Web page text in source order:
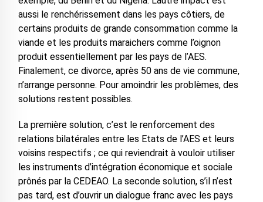
aussi le renchérissement dans les pays côtiers, de
certains produits de grande consommation comme la
viande et les produits maraichers comme l’oignon
produit essentiellement par les pays de l’AES.
Finalement, ce divorce, après 50 ans de vie commune,
n’arrange personne. Pour amoindrir les problèmes, des
solutions restent possibles.
La première solution, c’est le renforcement des
relations bilatérales entre les Etats de l’AES et leurs
voisins respectifs ; ce qui reviendrait à vouloir utiliser
les instruments d’intégration économique et sociale
prônés par la CEDEAO. La seconde solution, s’il n’est
pas tard, est d’ouvrir un dialogue franc avec les pays